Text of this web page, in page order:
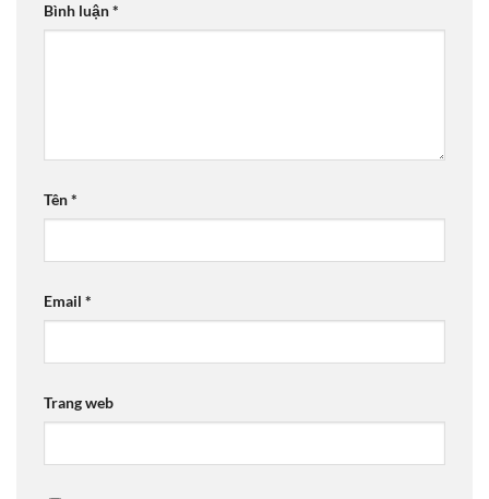
Bình luận*
Tên*
Email *
Trang web